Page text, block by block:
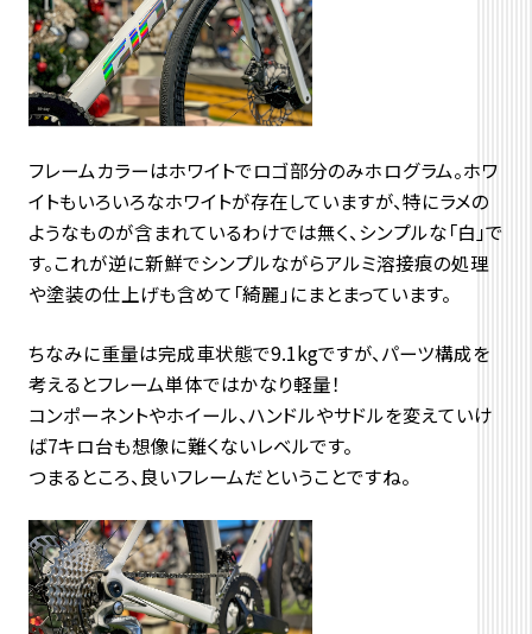
フレームカラーはホワイトでロゴ部分のみホログラム。ホワ
イトもいろいろなホワイトが存在していますが、特にラメの
ようなものが含まれているわけでは無く、シンプルな「白」で
す。これが逆に新鮮でシンプルながらアルミ溶接痕の処理
や塗装の仕上げも含めて「綺麗」にまとまっています。
ちなみに重量は完成車状態で9.1kgですが、パーツ構成を
考えるとフレーム単体ではかなり軽量！
コンポーネントやホイール、ハンドルやサドルを変えていけ
ば7キロ台も想像に難くないレベルです。
つまるところ、良いフレームだということですね。